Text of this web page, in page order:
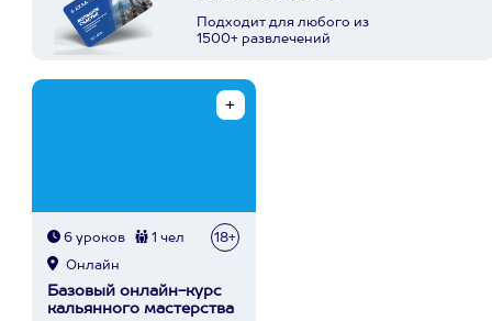
Подходит для любого из
1500+ развлечений
6 уроков 1 чел 18+
Онлайн
Базовый онлайн-курс
кальянного мастерства